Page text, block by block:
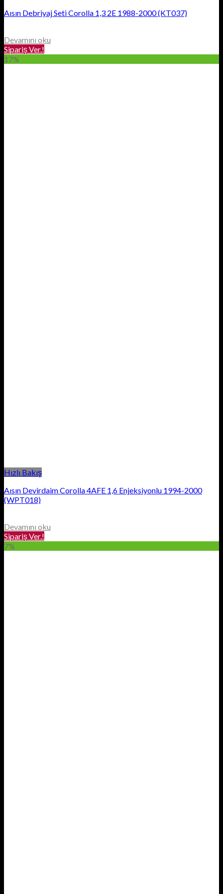
Aısın Debriyaj Seti Corolla 1,3 2E 1988-2000 (KT037)
Devamını oku
Sipariş Ver.!
17%
Hızlı Bakış
Aısın Devirdaim Corolla 4AFE 1,6 Enjeksiyonlu 1994-2000
(WPT018)
Devamını oku
Sipariş Ver.!
7%